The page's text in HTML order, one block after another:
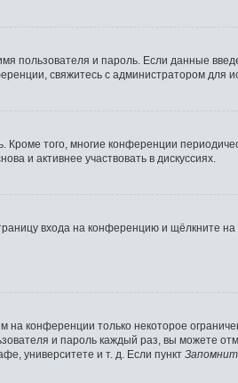
пользователя и пароль. Если данные
свяжитесь с администратором для
того, многие конференции
и активнее участвовать в дискуссиях.
входа на конференцию и щёлкните на
на конференции только некоторое
и пароль каждый раз, вы можете
университете и т. д. Если пункт